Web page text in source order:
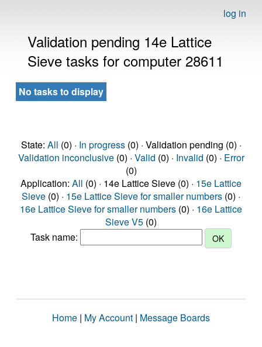
log in
Validation pending 14e Lattice
Sieve tasks for computer 28611
No tasks to display
State: All (0) · In progress(0) · Validation pending (0) ·
Validation inconclusive(0) · Valid (0) · Invalid (0) · Error
(0)
Application: All (0) · 14e Lattice Sieve (0) · 15e Lattice
Sieve (0) · 15e Lattice Sieve for smaller numbers (0) ·
16e Lattice Sieve for smaller numbers (0) · 16e Lattice
Sieve V5 (0)
Task name:
Home | My Account | Message Boards